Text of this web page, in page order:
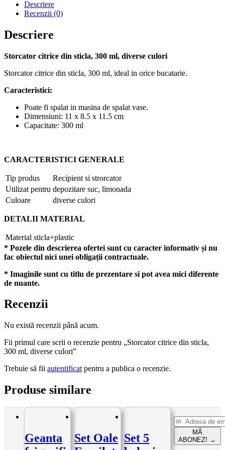
Descriere
Recenzii (0)
Descriere
Storcator citrice din sticla, 300 ml, diverse culori
Storcator citrice din sticla, 300 ml, ideal in orice bucatarie.
Caracteristici:
Poate fi spalat in masina de spalat vase.
Dimensiuni: 11 x 8.5 x 11.5 cm
Capacitate: 300 ml
CARACTERISTICI GENERALE
Tip produs
Recipient si strorcator
Utilizat pentru depozitare suc, limonada
Culoare
diverse culori
DETALII MATERIAL
Material sticla+plastic
* Pozele din descrierea ofertei sunt cu caracter informativ și nu
fac obiectul nici unei obligații contractuale.
* Imaginile sunt cu titlu de prezentare si pot avea mici diferente
de nuante.
Recenzii
Nu există recenzii până acum.
Fii primul care scrii o recenzie pentru „Storcator citrice din sticla,
300 ml, diverse culori”
Trebuie să fii autentificat pentru a publica o recenzie.
Produse similare
Geanta
Set Oale Set 5
MĂ
ABONEZ! →